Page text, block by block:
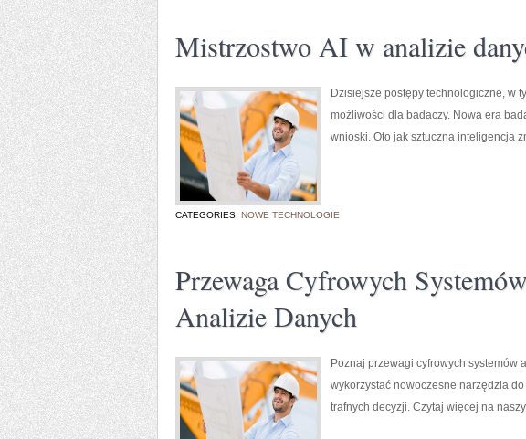
Mistrzostwo AI w analizie
Dzisiejsze postępy technologiczne, w
możliwości dla badaczy. Nowa era
wnioski. Oto jak sztuczna inteligencja
CATEGORIES: NOWE TECHNOLOGIE
Przewaga Cyfrowych
Analizie Danych
Poznaj przewagi cyfrowych systemów
wykorzystać nowoczesne narzędzia
trafnych decyzji. Czytaj więcej na